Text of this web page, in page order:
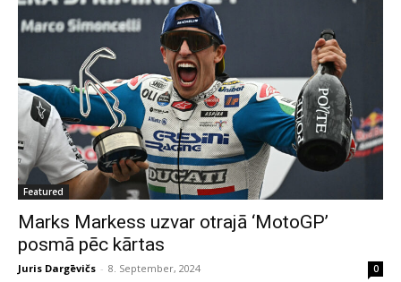
Featured
Marks Markess uzvar otrajā ‘MotoGP’
posmā pēc kārtas
Juris Dargēvičs - 8. September, 2024 0